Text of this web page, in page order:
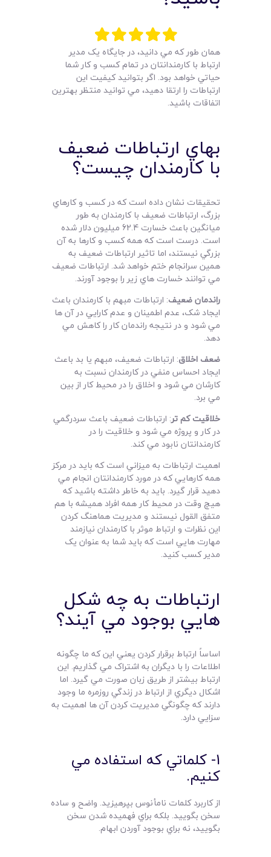
همان طور که مي دانيد، در جايگاه يک مدير
ارتباط با کارمندانتان در تمام کسب و کار شما
حياتي خواهد بود. اگر بتوانيد کيفيت اين
ارتباطات را ارتقا دهيد، مي توانيد منتظر بهترين
اتفاقات باشيد.
بهاي ارتباطات ضعيف
با کارمندان چيست؟
تحقيقات نشان داده است که در کسب و کارهاي
بزرگ، ارتباطات ضعيف با کارمندان به طور
ميانگين باعث خسارت 62.4 ميليون دلار شده
است. درست است که همه کسب و کارها به آن
بزرگي نيستند، اما تاثير ارتباطات ضعيف به
همين سرانجام ختم خواهد شد. ارتباطات ضعيف
مي توانند خسارت هاي زير را بوجود آورند.
راندمان ضعيف: ارتباطات مبهم با کارمندان باعث
ايجاد شک، عدم اطمينان و عدم کارايي در آن ها
مي شود و در نتيجه راندمان کار را کاهش مي
دهد.
ضعف اخلاق: ارتباطات ضعيف، مبهم يا بد باعث
ايجاد احساس منفي در کارمندان نسبت به
کارشان مي شود و اخلاق را در محيط کار از بين
مي برد.
خلاقيت کم تر: ارتباطات ضعيف باعث سردرگمي
در کار و پروژه مي شود و خلاقيت را در
کارمندانتان نابود مي کند.
اهميت ارتباطات به ميزاني است که بايد در مرکز
همه کارهايي که در مورد کارمندانتان انجام مي
دهيد قرار گيرد. بايد به خاطر داشته باشيد که
هيچ وقت در محيط کار همه افراد هميشه با هم
متفق القول نيستند و مديريت هماهنگ کردن
اين نظرات و ارتباط موثر با کارمندان نيازمند
مهارت هايي است که بايد شما به عنوان يک
مدير کسب کنيد.
ارتباطات به چه شکل
هايي بوجود مي آيند؟
اساساً ارتباط برقرار کردن يعني اين که ما چگونه
اطلاعات را با ديگران به اشتراک مي گذاريم. اين
ارتباط بيشتر از طريق زبان صورت مي گيرد. اما
اشکال ديگري از ارتباط در زندگي روزمره ما وجود
دارند که چگونگي مديريت کردن آن ها اهميت به
سزايي دارد.
1- کلماتي که استفاده مي
کنيم.
از کاربرد کلمات نامأنوس بپرهيزيد. واضح و ساده
سخن بگوييد. بلکه براي فهميده شدن سخن
بگوييد، نه براي بوجود آوردن ابهام.